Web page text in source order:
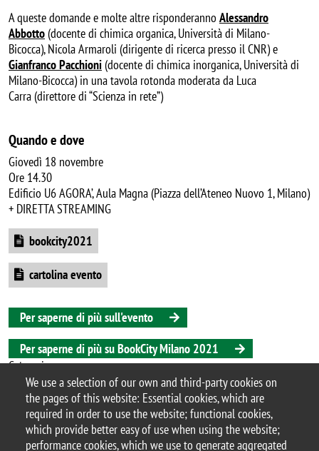
We use a selection of our own and third-party cookies on
the pages of this website: Essential cookies, which are
required in order to use the website; functional cookies,
which provide better easy of use when using the website;
performance cookies, which we use to generate aggregated
A queste domande e molte altre risponderannoAlessandro
Abbotto(docente di chimica organica, Università di Milano-
Bicocca), Nicola Armaroli (dirigente di ricerca presso il CNR) e
Gianfranco Pacchioni(docente di chimica inorganica, Università di
Milano-Bicocca) in una tavola rotonda moderata da Luca
Carra (direttore di “Scienza in rete”)
Quando e dove
Giovedì 18 novembre
Ore 14.30
Edificio U6 AGORA’, Aula Magna (Piazza dell’Ateneo Nuovo 1, Milano)
+ DIRETTA STREAMING
Document
bookcity2021
Document
cartolina evento
Per saperne di più sull'evento
Per saperne di più su BookCity Milano 2021
Categoria
Ateneo Divulgazione